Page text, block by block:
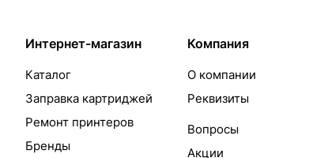
Интернет-магазин
Каталог
Заправка картриджей
Ремонт принтеров
Бренды
Компания
О компании
Реквизиты
Вопросы
Акции